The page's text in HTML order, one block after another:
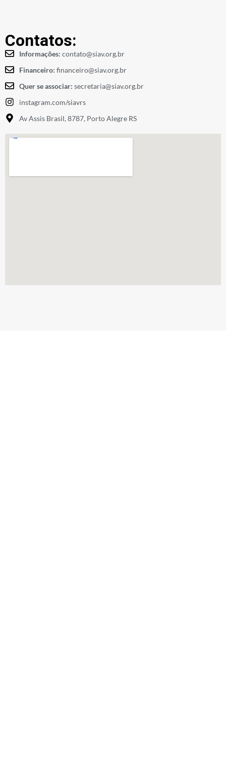
Contatos:
Informações: contato@siav.org.br
Financeiro: financeiro@siav.org.br
Quer se associar: secretaria@siav.org.br
instagram.com/siavrs
Av Assis Brasil, 8787, Porto Alegre RS